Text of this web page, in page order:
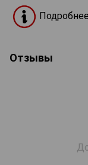
Отзывы